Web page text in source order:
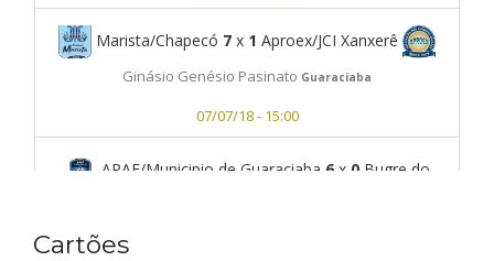
Marista/Chapecó 7 x 1 Aproex/JCI Xanxerê
Ginásio Genésio Pasinato Guaraciaba
07/07/18 - 15:00
APAF/Municipio de Guaraciaba 6 x 0 Bugre do
Ginásio Genésio Pasinato
Cartões